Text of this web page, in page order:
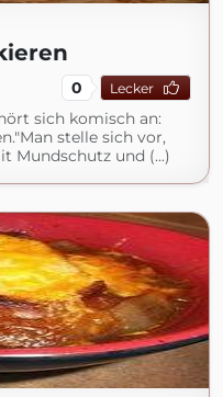
0 Lecker
sich komisch an:
stelle sich vor,
Mundschutz und (...)